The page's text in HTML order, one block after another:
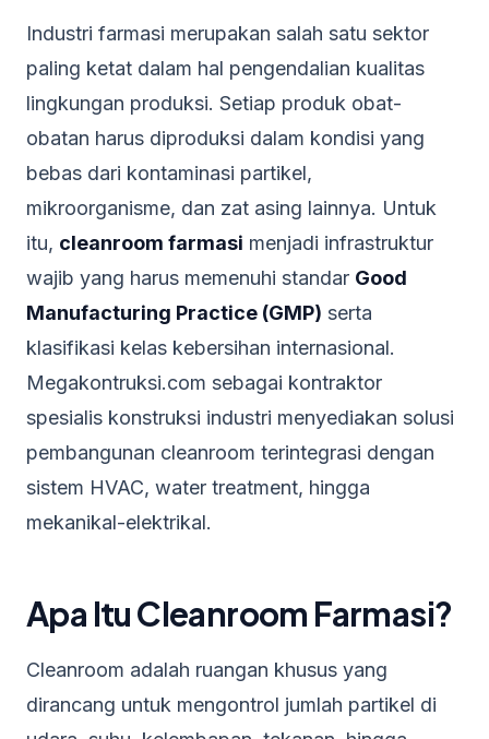
Industri farmasi merupakan salah satu sektor
paling ketat dalam hal pengendalian kualitas
lingkungan produksi. Setiap produk obat-
obatan harus diproduksi dalam kondisi yang
bebas dari kontaminasi partikel,
mikroorganisme, dan zat asing lainnya. Untuk
itu, cleanroom farmasi menjadi infrastruktur
wajib yang harus memenuhi standar Good
Manufacturing Practice (GMP) serta
klasifikasi kelas kebersihan internasional.
Megakontruksi.com sebagai kontraktor
spesialis konstruksi industri menyediakan solusi
pembangunan cleanroom terintegrasi dengan
sistem HVAC, water treatment, hingga
mekanikal-elektrikal.
Apa Itu Cleanroom Farmasi?
Cleanroom adalah ruangan khusus yang
dirancang untuk mengontrol jumlah partikel di